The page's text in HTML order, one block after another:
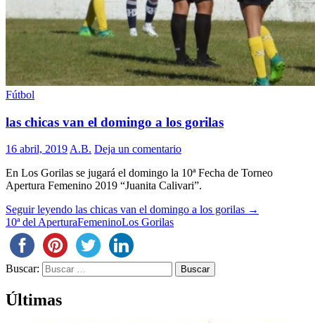
Fútbol
las chicas van el domingo a los gorilas
16 abril, 2019 A.B. Deja un comentario
En Los Gorilas se jugará el domingo la 10ª Fecha de Torneo
Apertura Femenino 2019 “Juanita Calivari”.
Seguir leyendo las chicas van el domingo a los gorilas →
10ª del AperturaFemeninoLos Gorilas
Buscar:
Últimas